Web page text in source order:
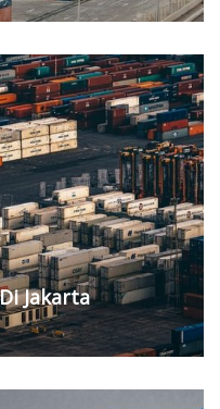
Jakarta